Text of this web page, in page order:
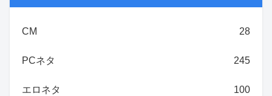
CM 28
PCネタ 245
エロネタ 100